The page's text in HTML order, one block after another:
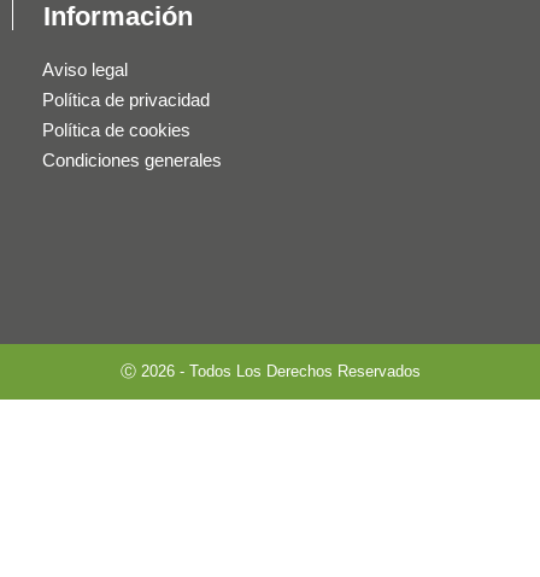
Información
Aviso legal
Política de privacidad
Política de cookies
Condiciones generales
Ⓒ 2026 - Todos Los Derechos Reservados